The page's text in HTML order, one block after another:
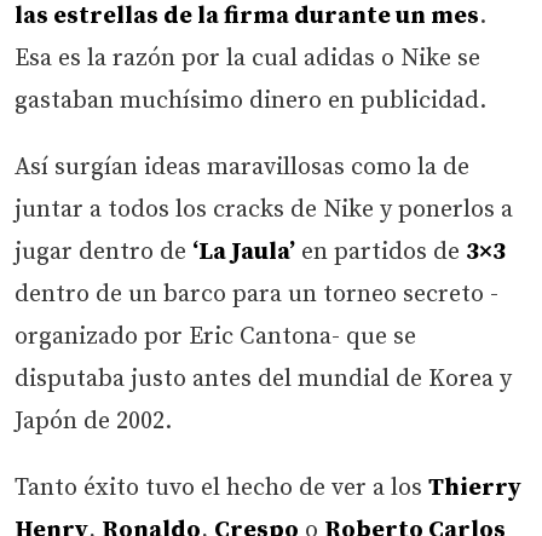
las estrellas de la firma durante un mes.
Esa es la razón por la cual adidas o Nike se
gastaban muchísimo dinero en publicidad.
Así surgían ideas maravillosas como la de
juntar a todos los cracks de Nike y ponerlos a
jugar dentro de ‘La Jaula’ en partidos de 3×3
dentro de un barco para un torneo secreto -
organizado por Eric Cantona- que se
disputaba justo antes del mundial de Korea y
Japón de 2002.
Tanto éxito tuvo el hecho de ver a los Thierry